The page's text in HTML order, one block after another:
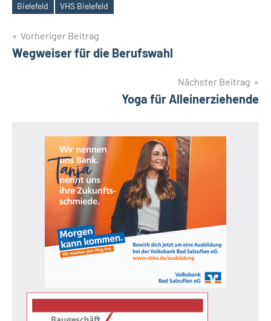
Schlagwörter
Bielefeld VHS Bielefeld
Beitragsnavigation
Vorheriger Beitrag
Wegweiser für die Berufswahl
Nächster Beitrag
Yoga für Alleinerziehende